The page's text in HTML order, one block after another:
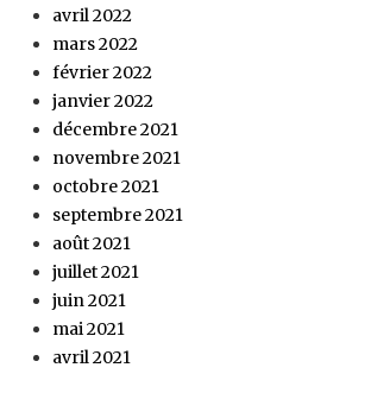
avril 2022
mars 2022
février 2022
janvier 2022
décembre 2021
novembre 2021
octobre 2021
septembre 2021
août 2021
juillet 2021
juin 2021
mai 2021
avril 2021